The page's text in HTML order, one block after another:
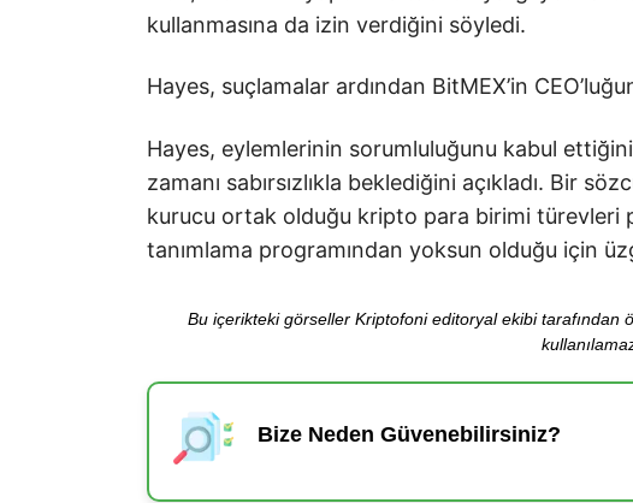
kullanmasına da izin verdiğini söyledi.
Hayes, suçlamalar ardından BitMEX’in
Hayes, eylemlerinin sorumluluğunu kabul
zamanı sabırsızlıkla beklediğini açıkladı. Bir
kurucu ortak olduğu kripto para birimi türevleri
tanımlama programından yoksun olduğu için
Bu içerikteki görseller Kriptofoni editoryal ekibi tarafından
Bize Neden Güvenebilirsiniz?